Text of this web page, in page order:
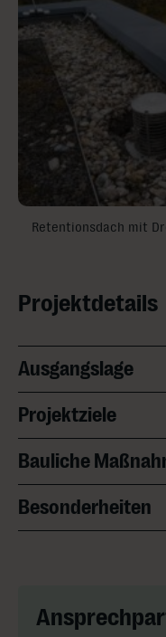
Retentionsdach mit
Projektdetails
Ausgangslage
Projektziele
Bauliche
Besonderheiten